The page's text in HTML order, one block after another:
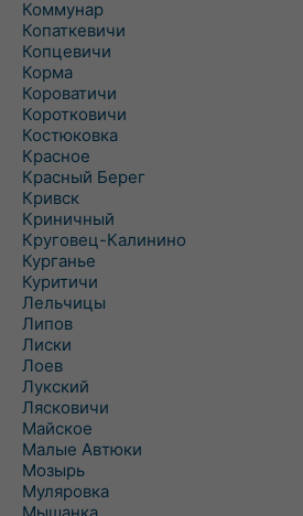
Коммунар
Копаткевичи
Копцевичи
Корма
Короватичи
Коротковичи
Костюковка
Красное
Красный Берег
Кривск
Криничный
Круговец-Калинино
Курганье
Куритичи
Лельчицы
Липов
Лиски
Лоев
Лукский
Лясковичи
Майское
Малые Автюки
Мозырь
Муляровка